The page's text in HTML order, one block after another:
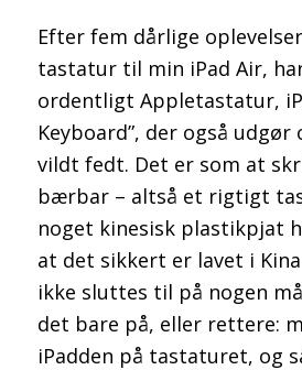
Efter fem dårlige
tastatur til min iPad Air,
ordentligt Appletastatur,
Keyboard”, der også udgør
vildt fedt. Det er som at
bærbar – altså et rigtigt
noget kinesisk plastikpjat
at det sikkert er lavet i Kina
ikke sluttes til på nogen
det bare på, eller rettere:
iPadden på tastaturet, og